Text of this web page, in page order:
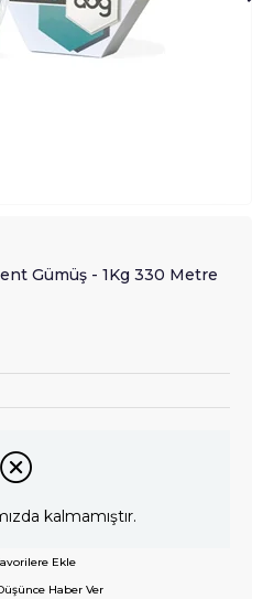
Gümüş - 1Kg 330 Metre
kalmamıştır.
Ekle
Haber Ver